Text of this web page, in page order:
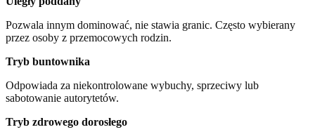
Pozwala innym dominować, nie stawia granic. Często wybierany
przez osoby z przemocowych rodzin.
Tryb buntownika
Odpowiada za niekontrolowane wybuchy, sprzeciwy lub
sabotowanie autorytetów.
Tryb zdrowego dorosłego